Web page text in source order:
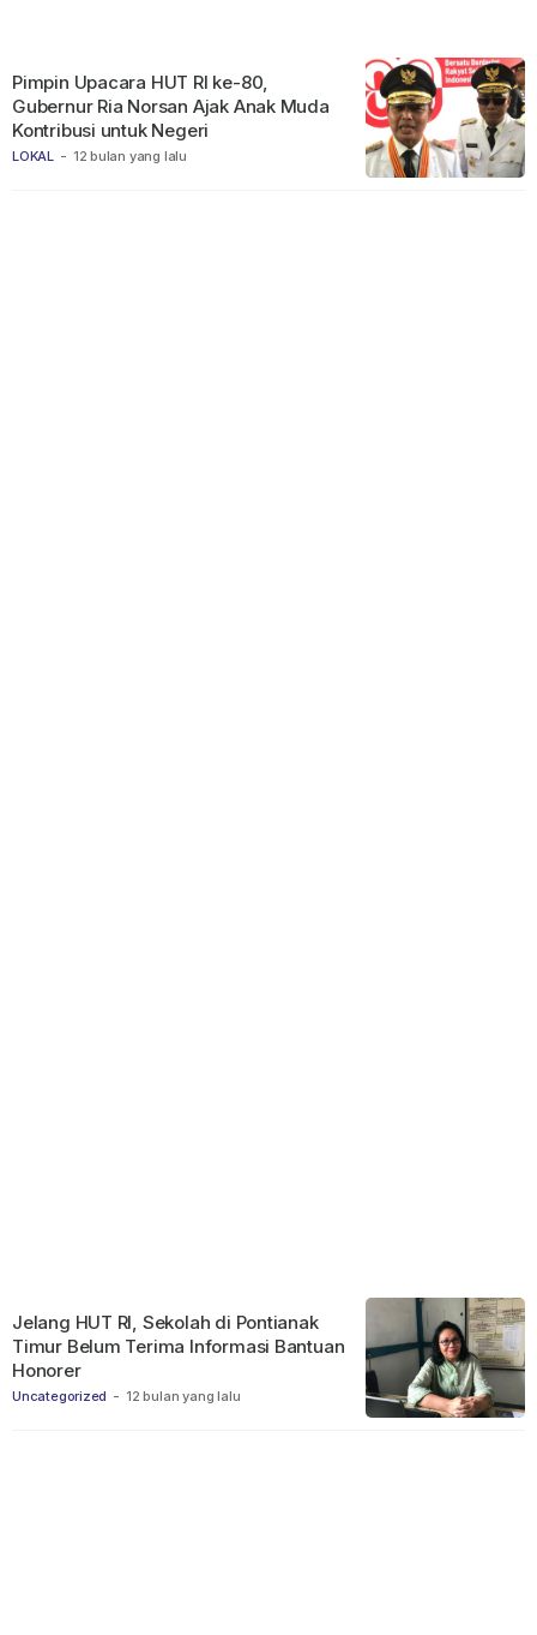
LOKAL - 12 bulan yang lalu
Pimpin Upacara HUT RI ke-80,
Gubernur Ria Norsan Ajak Anak Muda
Kontribusi untuk Negeri
Uncategorized - 12 bulan yang lalu
Jelang HUT RI, Sekolah di Pontianak
Timur Belum Terima Informasi Bantuan
Honorer